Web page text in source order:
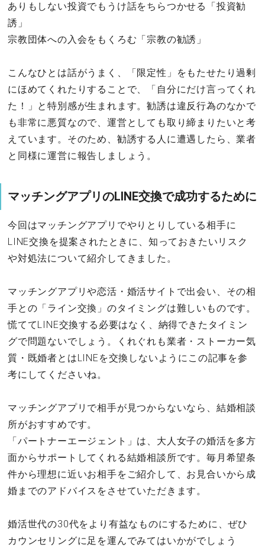
ありもしない投資でもうけ話をちらつかせる「投資勧
誘」
宗教団体への入会をもくろむ「宗教の勧誘」
こんなひとは話がうまく、「限定性」をもたせたり過剰
にほめてくれたりすることで、「自分にだけ言ってくれ
た！」と特別感が生まれます。勧誘は違反行為のなかで
も非常に悪質なので、運営としても取り締まりたいと考
えています。そのため、勧誘する人に遭遇したら、業者
と同様に運営に報告しましょう。
マッチングアプリのLINE交換で成功するために
今回はマッチングアプリでやりとりしている相手に
LINE交換を提案されたときに、知っておきたいリスク
や対処法について紹介してきました。
マッチングアプリや恋活・婚活サイトで出会い、その相
手との「ライン交換」のタイミングは難しいものです。
慌ててLINE交換する必要はなく、納得できたタイミン
グで問題ないでしょう。くれぐれも業者・ストーカー気
質・既婚者とはLINEを交換しないようにこの記事を参
考にしてくださいね。
マッチングアプリで相手が見つからないなら、結婚相談
所がおすすめです。
「パートナーエージェント」は、大人女子の婚活を多方
面からサポートしてくれる結婚相談所です。毎月希望条
件から理想に近いお相手をご紹介して、お見合いから成
婚までのアドバイスをさせていただきます。
婚活世代の30代をより有益なものにするために、ぜひ
カウンセリングに足を運んでみてはいかがでしょう